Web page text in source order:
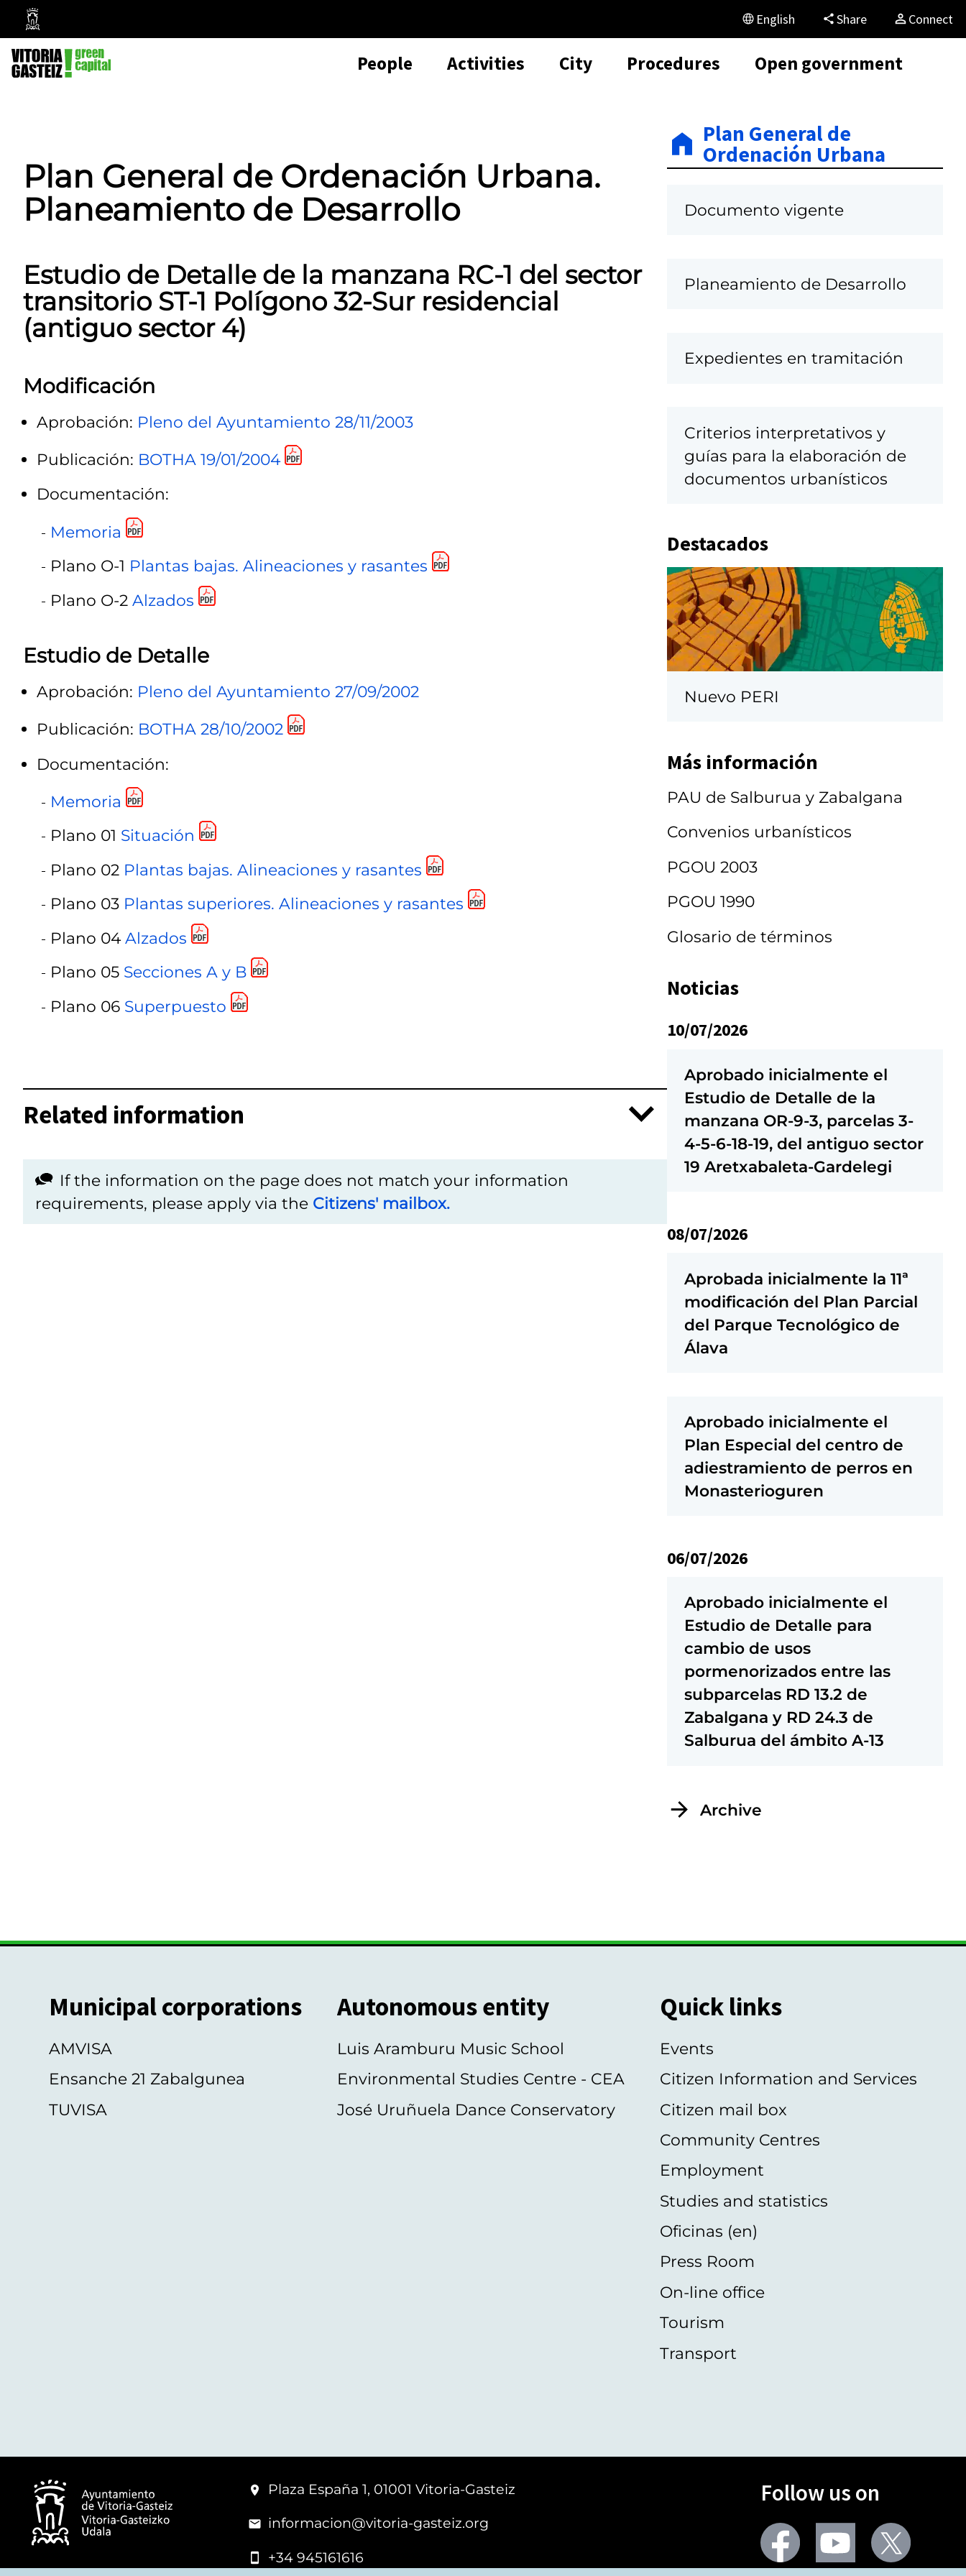
Vitoria-
Gasteiz
City
Council
English Share Connect
People Activities City Procedures Open government
Plan General de Ordenación Urbana.
Planeamiento de Desarrollo
Estudio de Detalle de la manzana RC-1 del sector
transitorio ST-1 Polígono 32-Sur residencial
(antiguo sector 4)
Modificación
Aprobación: Pleno del Ayuntamiento 28/11/2003
Publicación: BOTHA 19/01/2004
Documentación:
Memoria
Plano O-1 Plantas bajas. Alineaciones y rasantes
Plano O-2 Alzados
Estudio de Detalle
Aprobación: Pleno del Ayuntamiento 27/09/2002
Publicación: BOTHA 28/10/2002
Documentación:
Memoria
Plano 01 Situación
Plano 02 Plantas bajas. Alineaciones y rasantes
Plano 03 Plantas superiores. Alineaciones y rasantes
Plano 04Alzados
Plano 05 Secciones A y B
Plano 06 Superpuesto
Related information
If the information on the page does not match your information
requirements, please apply via the Citizens' mailbox.
Plan General de
Ordenación Urbana
Documento vigente
Planeamiento de Desarrollo
Expedientes en tramitación
Criterios interpretativos y
guías para la elaboración de
documentos urbanísticos
Destacados
Nuevo PERI
Más información
PAU de Salburua y Zabalgana
Convenios urbanísticos
PGOU 2003
PGOU 1990
Glosario de términos
Noticias
10/07/2026
Aprobado inicialmente el
Estudio de Detalle de la
manzana OR-9-3, parcelas 3-
4-5-6-18-19, del antiguo sector
19 Aretxabaleta-Gardelegi
08/07/2026
Aprobada inicialmente la 11ª
modificación del Plan Parcial
del Parque Tecnológico de
Álava
Aprobado inicialmente el
Plan Especial del centro de
adiestramiento de perros en
Monasterioguren
06/07/2026
Aprobado inicialmente el
Estudio de Detalle para
cambio de usos
pormenorizados entre las
subparcelas RD 13.2 de
Zabalgana y RD 24.3 de
Salburua del ámbito A-13
Archive
Municipal corporations
AMVISA
Ensanche 21 Zabalgunea
TUVISA
Autonomous entity
Luis Aramburu Music School
Environmental Studies Centre - CEA
José Uruñuela Dance Conservatory
Quick links
Events
Citizen Information and Services
Citizen mail box
Community Centres
Employment
Studies and statistics
Oficinas (en)
Press Room
On-line office
Tourism
Transport
Plaza España 1, 01001 Vitoria-Gasteiz
informacion@vitoria-gasteiz.org
+34 945161616
Follow us on
Facebook Youtube